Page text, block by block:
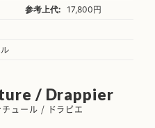
参考上代:
17,800円
/ Drappier
ュール / ドラピエ